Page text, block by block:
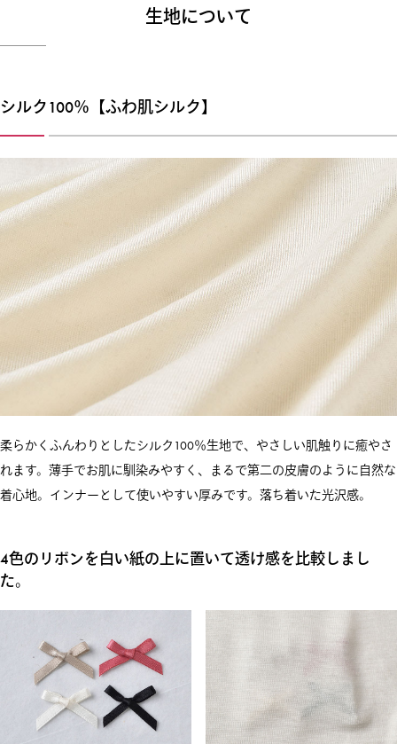
生地について
シルク100％【ふわ肌シルク】
柔らかくふんわりとしたシルク100％生地で、やさしい肌触りに癒やさ
れます。薄手でお肌に馴染みやすく、まるで第二の皮膚のように自然な
着心地。インナーとして使いやすい厚みです。落ち着いた光沢感。
4色のリボンを白い紙の上に置いて透け感を比較しまし
た。